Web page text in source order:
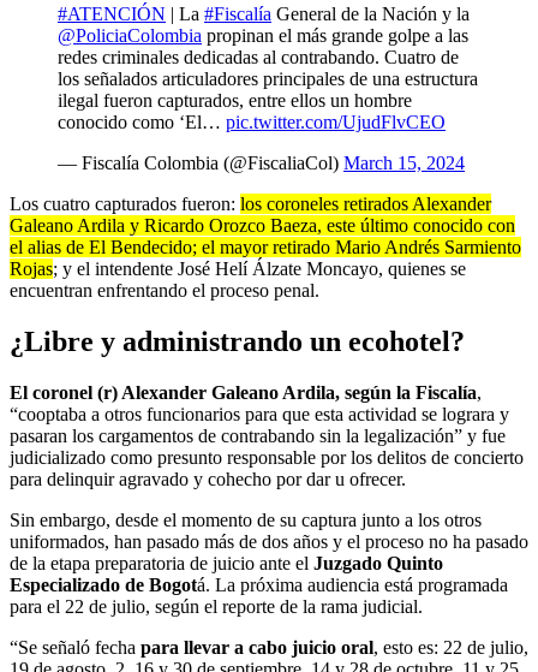
#ATENCIÓN | La #Fiscalía General de la Nación y la
@PoliciaColombia propinan el más grande golpe a las
redes criminales dedicadas al contrabando. Cuatro de
los señalados articuladores principales de una estructura
ilegal fueron capturados, entre ellos un hombre
conocido como ‘El… pic.twitter.com/UjudFlvCEO
— Fiscalía Colombia (@FiscaliaCol) March 15, 2024
Los cuatro capturados fueron: los coroneles retirados Alexander
Galeano Ardila y Ricardo Orozco Baeza, este último conocido con
el alias de El Bendecido; el mayor retirado Mario Andrés Sarmiento
Rojas; y el intendente José Helí Álzate Moncayo, quienes se
encuentran enfrentando el proceso penal.
¿Libre y administrando un ecohotel?
El coronel (r) Alexander Galeano Ardila, según la Fiscalía,
“cooptaba a otros funcionarios para que esta actividad se lograra y
pasaran los cargamentos de contrabando sin la legalización” y fue
judicializado como presunto responsable por los delitos de concierto
para delinquir agravado y cohecho por dar u ofrecer.
Sin embargo, desde el momento de su captura junto a los otros
uniformados, han pasado más de dos años y el proceso no ha pasado
de la etapa preparatoria de juicio ante el Juzgado Quinto
Especializado de Bogotá. La próxima audiencia está programada
para el 22 de julio, según el reporte de la rama judicial.
“Se señaló fecha para llevar a cabo juicio oral, esto es: 22 de julio,